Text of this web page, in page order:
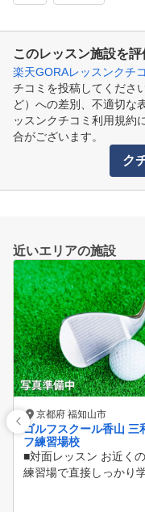
このレッスン施設を評
楽天GORAレッスンクチ
チコミを投稿してくださ
ど）への差別、不適切な
ッスンクチコミ利用規約
合がございます。
ク
近いエリアの施設
京都府 福知山市
ゴルフスクール香山 三
フ練習場校
■対面レッスン お近く
練習場で直接しっかり学